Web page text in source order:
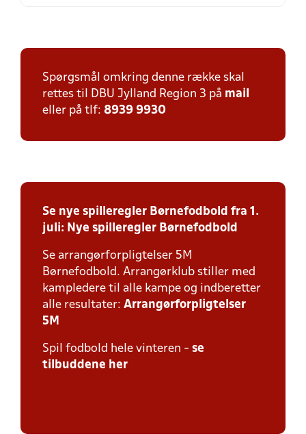
Spørgsmål omkring denne række skal
rettes til DBU Jylland Region 3 på mail
eller på tlf: 8939 9930
Se nye spilleregler Børnefodbold fra 1.
juli: Nye spilleregler Børnefodbold
Se arrangørforpligtelser 5M
Børnefodbold. Arrangørklub stiller med
kampledere til alle kampe og indberetter
alle resultater: Arrangørforpligtelser
5M
Spil fodbold hele vinteren - se
tilbuddene her